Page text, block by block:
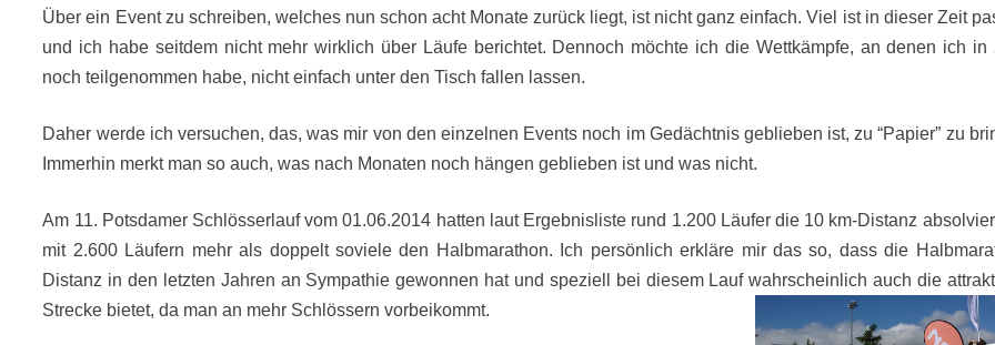
Über ein Event zu schreiben, welches nun schon acht Monate zurück liegt, ist nicht ganz einfach. Viel ist in dieser Zeit
und ich habe seitdem nicht mehr wirklich über Läufe berichtet. Dennoch möchte ich die Wettkämpfe, an denen ich in
noch teilgenommen habe, nicht einfach unter den Tisch fallen lassen.
Daher werde ich versuchen, das, was mir von den einzelnen Events noch im Gedächtnis geblieben ist, zu “Papier” zu
Immerhin merkt man so auch, was nach Monaten noch hängen geblieben ist und was nicht.
Am 11. Potsdamer Schlösserlauf vom 01.06.2014 hatten laut Ergebnisliste rund 1.200 Läufer die 10 km-Distanz
mit 2.600 Läufern mehr als doppelt soviele den Halbmarathon. Ich persönlich erkläre mir das so, dass die
Distanz in den letzten Jahren an Sympathie gewonnen hat und speziell bei diesem Lauf wahrscheinlich auch die
Strecke bietet, da man an mehr Schlössern vorbeikommt.